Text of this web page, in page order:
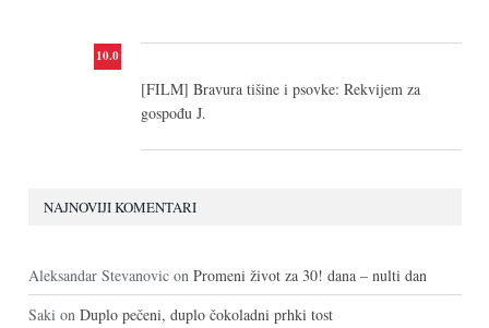
10.0
[FILM] Bravura tišine i psovke: Rekvijem za
gospođu J.
NAJNOVIJI KOMENTARI
Aleksandar Stevanovic on Promeni život za 30! dana – nulti dan
Saki on Duplo pečeni, duplo čokoladni prhki tost